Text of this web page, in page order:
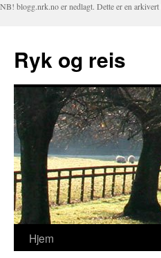
NB! blogg.nrk.no er nedlagt. Dette er en arkivert
Ryk og reis
Hopp
Hjem